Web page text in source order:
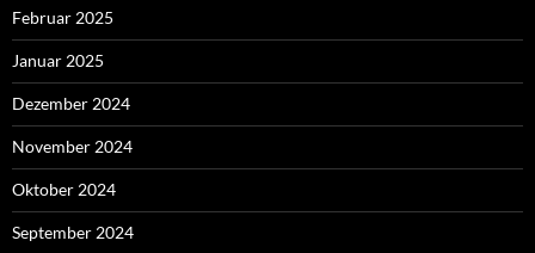
Februar 2025
Januar 2025
Dezember 2024
November 2024
Oktober 2024
September 2024